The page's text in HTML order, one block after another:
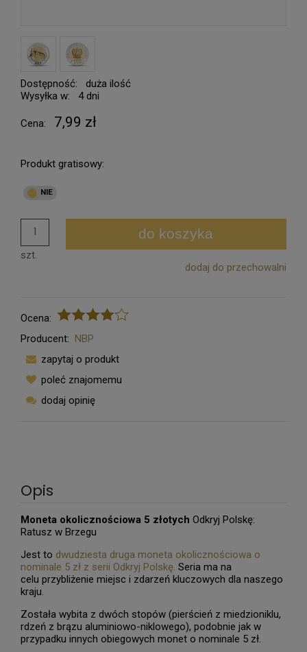
Dostępność:
duża ilość
Wysyłka w:
4 dni
Cena: 7,99 zł
Produkt gratisowy:
szt.
do koszyka
dodaj do przechowalni
Ocena:
Producent:
NBP
zapytaj o produkt
poleć znajomemu
dodaj opinię
Opis
Moneta okolicznościowa 5 złotych Odkryj Polskę:
Ratusz w Brzegu
Jest to dwudziesta druga moneta okolicznościowa o
nominale 5 zł z serii Odkryj Polskę. Seria ma na
celu przybliżenie miejsc i zdarzeń kluczowych dla naszego
kraju.
Została wybita z dwóch stopów (pierścień z miedzioniklu,
rdzeń z brązu aluminiowo-niklowego), podobnie jak w
przypadku innych obiegowych monet o nominale 5 zł.